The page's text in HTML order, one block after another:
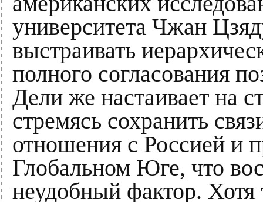
университета Чжан
выстраивать
полного согласования
Дели же настаивает на
стремясь сохранить
отношения с Россией и
Глобальном Юге, что
неудобный фактор.